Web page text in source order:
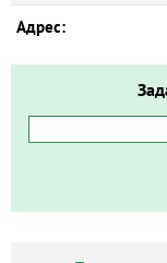
Адрес: